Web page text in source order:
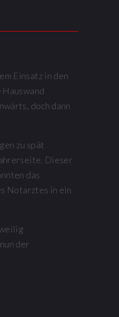
Einsatz in den
doch dann
zu spät
Dieser
das
Notarztes in ein
der